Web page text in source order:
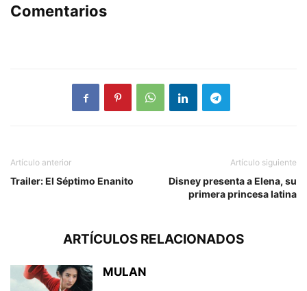
Comentarios
Artículo anterior
Trailer: El Séptimo Enanito
Artículo siguiente
Disney presenta a Elena, su
primera princesa latina
ARTÍCULOS RELACIONADOS
MULAN